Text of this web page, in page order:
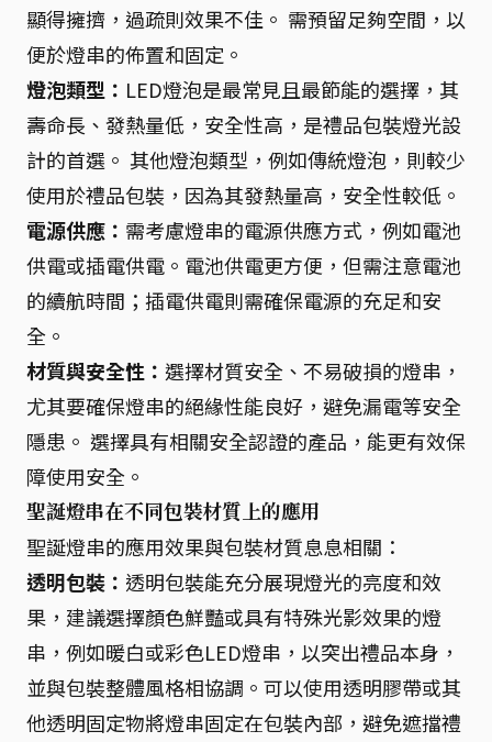
顯得擁擠，過疏則效果不佳。 需預留足夠空間，以
便於燈串的佈置和固定。
燈泡類型： LED燈泡是最常見且最節能的選擇，其
壽命長、發熱量低，安全性高，是禮品包裝燈光設
計的首選。 其他燈泡類型，例如傳統燈泡，則較少
使用於禮品包裝，因為其發熱量高，安全性較低。
電源供應： 需考慮燈串的電源供應方式，例如電池
供電或插電供電。電池供電更方便，但需注意電池
的續航時間；插電供電則需確保電源的充足和安
全。
材質與安全性： 選擇材質安全、不易破損的燈串，
尤其要確保燈串的絕緣性能良好，避免漏電等安全
隱患。 選擇具有相關安全認證的產品，能更有效保
障使用安全。
聖誕燈串在不同包裝材質上的應用
聖誕燈串的應用效果與包裝材質息息相關：
透明包裝： 透明包裝能充分展現燈光的亮度和效
果，建議選擇顏色鮮豔或具有特殊光影效果的燈
串，例如暖白或彩色LED燈串，以突出禮品本身，
並與包裝整體風格相協調。可以使用透明膠帶或其
他透明固定物將燈串固定在包裝內部，避免遮擋禮